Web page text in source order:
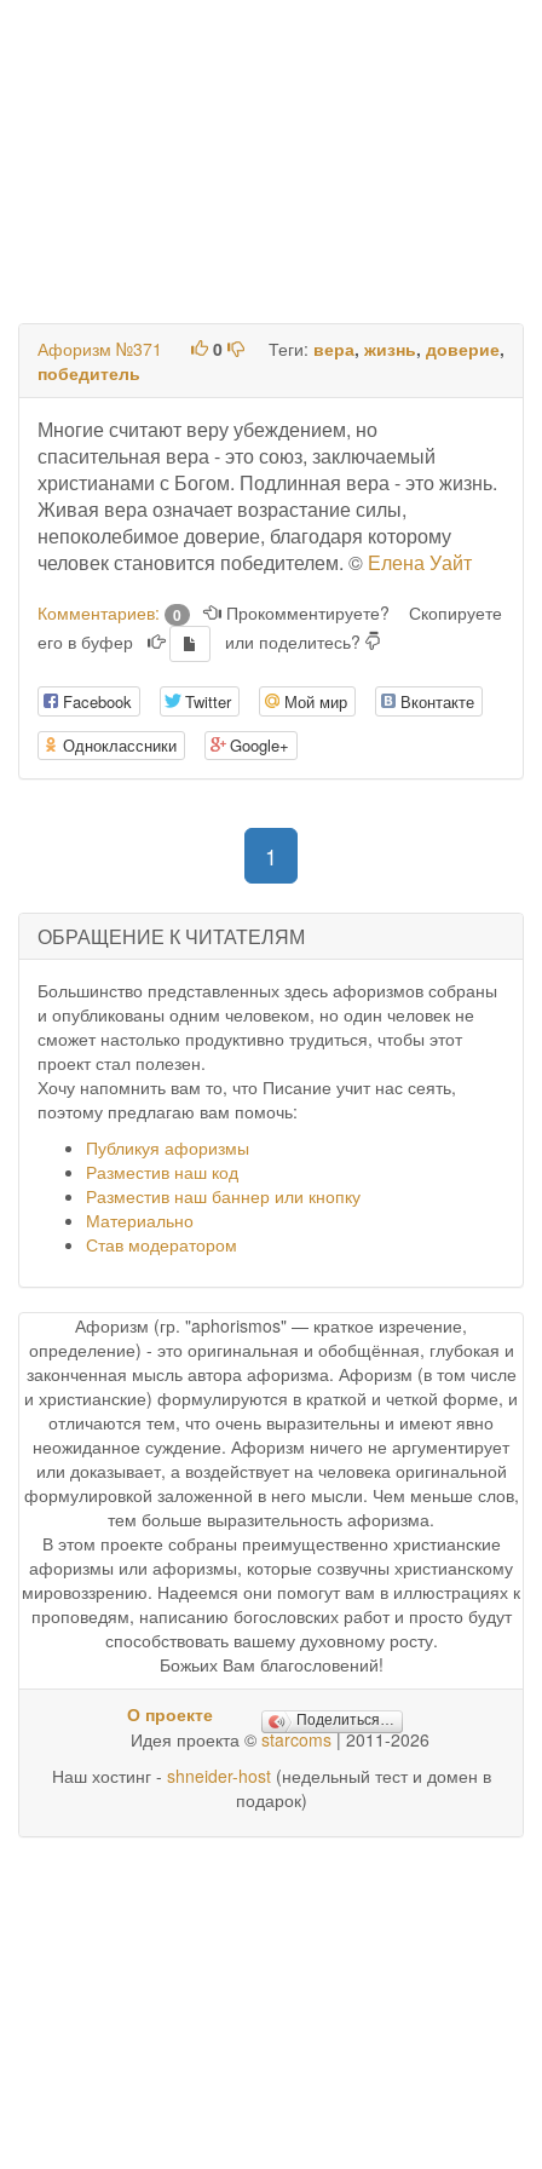
Афоризм №371 0 Теги: вера, жизнь, доверие,
победитель
Многие считают веру убеждением, но
спасительная вера - это союз, заключаемый
христианами с Богом. Подлинная вера - это жизнь.
Живая вера означает возрастание силы,
непоколебимое доверие, благодаря которому
человек становится победителем. © Елена Уайт
Комментариев: 0 Прокомментируете?
Скопируете
его в буфер
или поделитесь?
Facebook Twitter Мой мир
Вконтакте
Одноклассники
Google+
1
ОБРАЩЕНИЕ К ЧИТАТЕЛЯМ
Большинство представленных здесь афоризмов собраны
и опубликованы одним человеком, но один человек не
сможет настолько продуктивно трудиться, чтобы этот
проект стал полезен.
Хочу напомнить вам то, что Писание учит нас сеять,
поэтому предлагаю вам помочь:
Публикуя афоризмы
Разместив наш код
Разместив наш баннер или кнопку
Материально
Став модератором
Афоризм (гр. "aphorismos" — краткое изречение,
определение) - это оригинальная и обобщённая, глубокая и
законченная мысль автора афоризма. Афоризм (в том числе
и христианские) формулируются в краткой и четкой форме, и
отличаются тем, что очень выразительны и имеют явно
неожиданное суждение. Афоризм ничего не аргументирует
или доказывает, а воздействует на человека оригинальной
формулировкой заложенной в него мысли. Чем меньше слов,
тем больше выразительность афоризма.
В этом проекте собраны преимущественно христианские
афоризмы или афоризмы, которые созвучны христианскому
мировоззрению. Надеемся они помогут вам в иллюстрациях к
проповедям, написанию богословских работ и просто будут
способствовать вашему духовному росту.
Божьих Вам благословений!
О проекте Поделиться…
Идея проекта © starcoms| 2011-2026
Наш хостинг - shneider-host(недельный тест и домен в
подарок)